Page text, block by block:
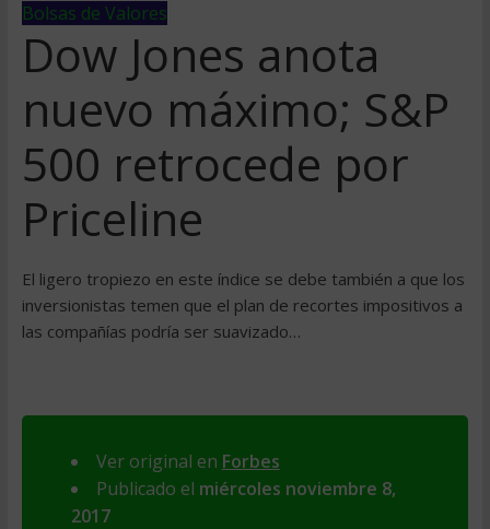
Bolsas de Valores
Dow Jones anota
nuevo máximo; S&P
500 retrocede por
Priceline
El ligero tropiezo en este índice se debe también a que los
inversionistas temen que el plan de recortes impositivos a
las compañías podría ser suavizado…
Ver original en Forbes
Publicado el miércoles noviembre 8,
2017